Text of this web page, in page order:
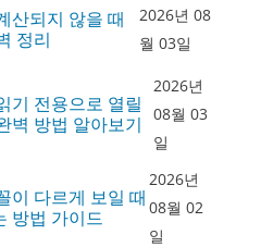
산되지 않을 때
정리
2026년 08
월 03일
기 전용으로 열릴
벽 방법 알아보기
2026년
08월 03
일
이 다르게 보일 때
방법 가이드
2026년
08월 02
일